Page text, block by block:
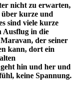
nicht zu erwarten,
über kurze und
sind viele kurze
Ausflug in die
der seiner
kann, dort ein
hin und her und
keine Spannung.